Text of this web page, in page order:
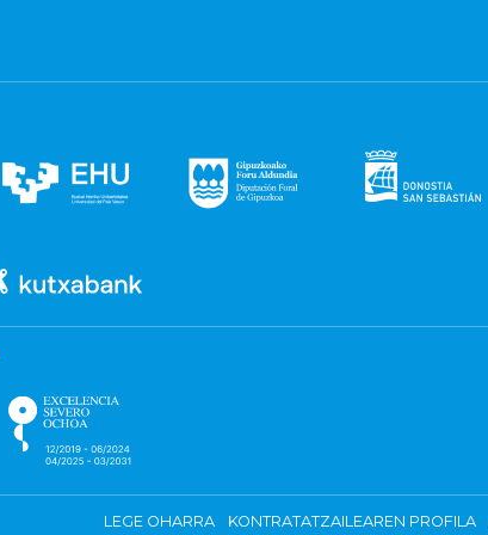
LEGE OHARRA KONTRATATZAILEAREN PROFILA